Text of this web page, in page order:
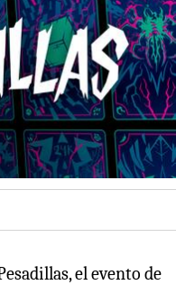
el evento de